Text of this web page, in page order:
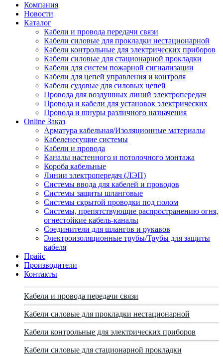
Компания
Новости
Каталог
Кабели и провода передачи связи
Кабели силовые для прокладки нестационарной
Кабели контрольные для электрических приборов
Кабели силовые для стационарной прокладки
Кабели для систем пожарной сигнализации
Кабели для цепей управления и контроля
Кабели судовые для силовых цепей
Провода для воздушных линий электропередач
Провода и кабели для установок электрических
Провода и шнуры различного назначения
Online Заказ
Арматура кабельная/Изоляционные материалы
Кабеленесущие системы
Кабели и провода
Каналы настенного и потолочного монтажа
Короба кабельные
Линии электропередач (ЛЭП)
Системы ввода для кабелей и проводов
Системы защиты шланговые
Системы скрытой проводки под полом
Системы, препятствующие распространению огня,
огнестойкие кабель-каналы
Соединители для шлангов и рукавов
Электроизоляционные трубы/Трубы для защиты
кабеля
Прайс
Производители
Контакты
Кабели и провода передачи связи
Кабели силовые для прокладки нестационарной
Кабели контрольные для электрических приборов
Кабели силовые для стационарной прокладки